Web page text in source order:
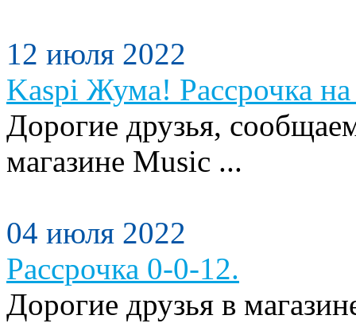
12 июля 2022
Kaspi Жума! Рассрочка на
Дорогие друзья,
магазине Music ...
04 июля 2022
Рассрочка 0-0-12.
Дорогие друзья в